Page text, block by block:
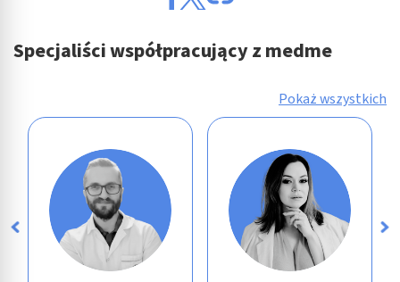
Specjaliści współpracujący z medme
Pokaż wszystkich